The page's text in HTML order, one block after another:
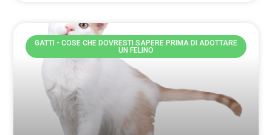
GATTI - COSE CHE DOVRESTI SAPERE PRIMA DI ADOTTARE
UN FELINO